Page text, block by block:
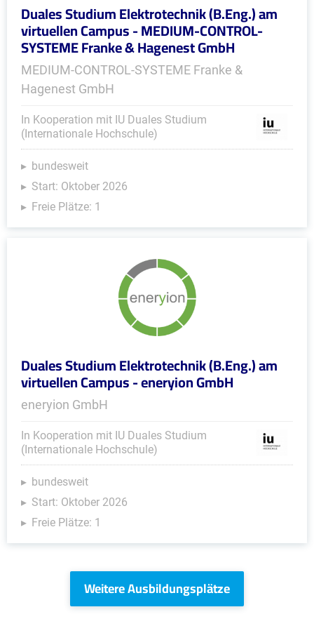
Duales Studium Elektrotechnik (B.Eng.) am
virtuellen Campus - MEDIUM-CONTROL-
SYSTEME Franke & Hagenest GmbH
MEDIUM-CONTROL-SYSTEME Franke &
Hagenest GmbH
In Kooperation mit IU Duales Studium
(Internationale Hochschule)
bundesweit
Start: Oktober 2026
Freie Plätze: 1
Duales Studium Elektrotechnik (B.Eng.) am
virtuellen Campus - eneryion GmbH
eneryion GmbH
In Kooperation mit IU Duales Studium
(Internationale Hochschule)
bundesweit
Start: Oktober 2026
Freie Plätze: 1
Weitere Ausbildungsplätze